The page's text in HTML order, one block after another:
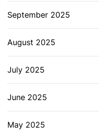
September 2025
August 2025
July 2025
June 2025
May 2025